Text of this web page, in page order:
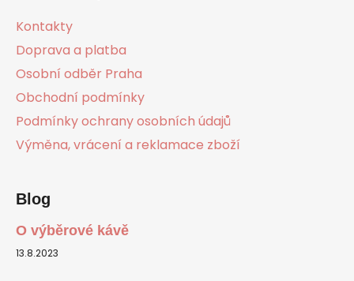
Kontakty
Doprava a platba
Osobní odběr Praha
Obchodní podmínky
Podmínky ochrany osobních údajů
Výměna, vrácení a reklamace zboží
Blog
O výběrové kávě
13.8.2023